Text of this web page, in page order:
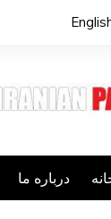
درباره ما